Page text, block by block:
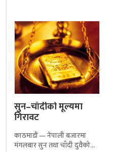
सुन–चाँदीको मूल्यमा
गिरावट
काठमाडौं — नेपाली बजारमा
मंगलबार सुन तथा चाँदी दुवैको